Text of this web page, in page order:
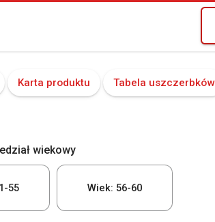
Karta produktu Tabela uszczerbków
wiekowy
55 Wiek: 56-60